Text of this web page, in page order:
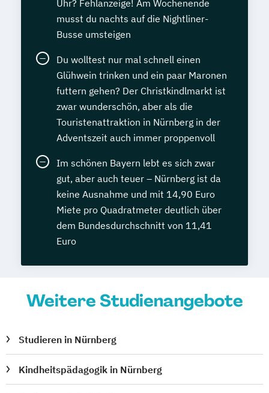
Uhr? Fehlanzeige! Am Wochenende
musst du nachts auf die Nightliner-
Busse umsteigen
Du wolltest nur mal schnell einen
Glühwein trinken und ein paar Maronen
futtern gehen? Der Christkindlmarkt ist
zwar wunderschön, aber als die
Touristenattraktion in Nürnberg in der
Adventszeit auch immer proppenvoll
Im schönen Bayern lebt es sich zwar
gut, aber auch teuer – Nürnberg ist da
keine Ausnahme und mit 14,90 Euro
Miete pro Quadratmeter deutlich über
dem Bundesdurchschnitt von 11,41
Euro
Weitere Studienangebote
Studieren in Nürnberg
Kindheitspädagogik in Nürnberg